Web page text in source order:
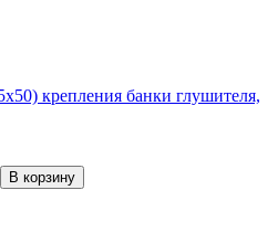
крепления банки глушителя,
В корзину